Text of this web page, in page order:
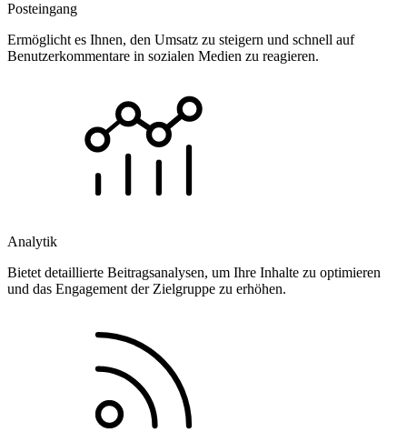
Posteingang
Ermöglicht es Ihnen, den Umsatz zu steigern und schnell auf
Benutzerkommentare in sozialen Medien zu reagieren.
Analytik
Bietet detaillierte Beitragsanalysen, um Ihre Inhalte zu optimieren
und das Engagement der Zielgruppe zu erhöhen.